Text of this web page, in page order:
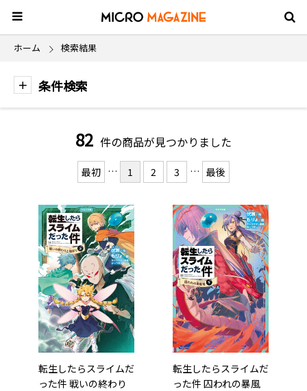
ホーム 検索結果
条件検索
82 件の商品が見つかりました
最初 … 1 2 3 … 最後
転生したらスライムだ
った件 戦いの終わり
転生したらスライムだ
った件 囚われの暴風